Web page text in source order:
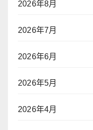
2026年8月
2026年7月
2026年6月
2026年5月
2026年4月